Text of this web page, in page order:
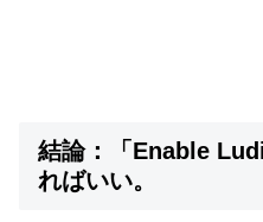
結論：「Enable
ればいい。